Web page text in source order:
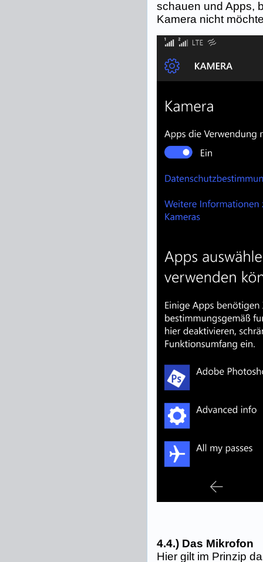
schauen und Apps,
Kamera nicht
4.4.) Das Mikrofon
Hier gilt im Prinzip